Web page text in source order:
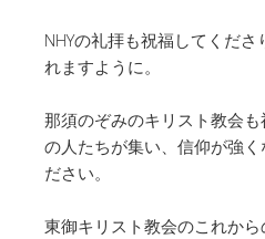
NHYの礼拝も祝福してくだ
れますように。
那須のぞみのキリスト教会
の人たちが集い、信仰が強
ださい。
東御キリスト教会のこれか